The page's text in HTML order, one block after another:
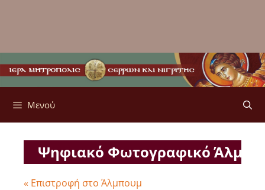
Μενού
Ψηφιακό Φωτογραφικό
« Επιστροφή στο Άλμπουμ